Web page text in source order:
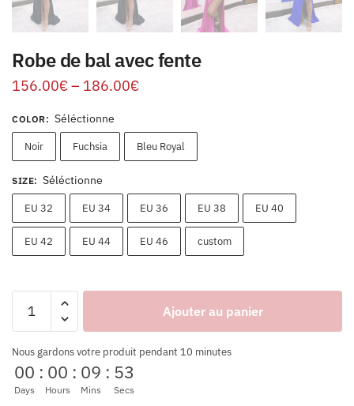
Robe de bal avec fente
156.00€– 186.00€
COLOR: Séléctionne
Noir Fuchsia Bleu Royal
SIZE: Séléctionne
EU 32 EU 34 EU 36 EU 38 EU 40
EU 42 EU 44 EU 46 custom
Ajouter au panier
Nous gardons votre produit pendant 10 minutes
00
Days
: 00
Hours
: 09
Mins
: 53
Secs